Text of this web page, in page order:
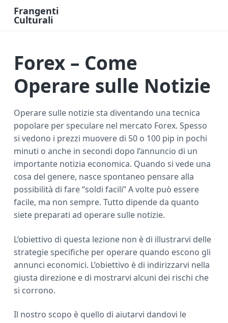
Frangenti
Culturali
r
e
F
i
n
z
a
O
n
l
i
n
Forex – Come
Operare sulle Notizie
Operare sulle notizie sta diventando una tecnica
popolare per speculare nel mercato Forex. Spesso
si vedono i prezzi muovere di 50 o 100 pip in pochi
minuti o anche in secondi dopo l’annuncio di un
importante notizia economica. Quando si vede una
cosa del genere, nasce spontaneo pensare alla
possibilità di fare “soldi facili” A volte può essere
facile, ma non sempre. Tutto dipende da quanto
siete preparati ad operare sulle notizie.
L’obiettivo di questa lezione non è di illustrarvi delle
strategie specifiche per operare quando escono gli
annunci economici. L’obiettivo è di indirizzarvi nella
giusta direzione e di mostrarvi alcuni dei rischi che
si corrono.
Il nostro scopo è quello di aiutarvi dandovi le